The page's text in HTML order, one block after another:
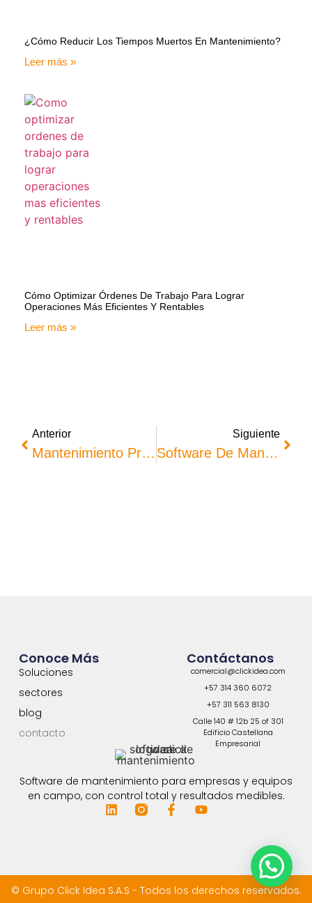
¿Cómo Reducir Los Tiempos Muertos En Mantenimiento?
Leer más »
Cómo Optimizar Órdenes De Trabajo Para Lograr
Operaciones Más Eficientes Y Rentables
Leer más »
Anterior
Mantenimiento Preventivo De Tableros Eléctricos: Protege Tu Instalación Y Optimiza Su Rendimiento
Siguiente
Software De Mantenimiento Para Empresas De Aire Acondicionado
Software de mantenimiento para empresas y equipos
en campo, con control total y resultados medibles.
Conoce Más
Soluciones
sectores
blog
contacto
Contáctanos
comercial@clickidea.com
+57 314 360 6072
+57 311 563 8130
Calle 140 # 12b 25 of 301
Edificio Castellana
Empresarial
© Grupo Click Idea S.A.S - Todos los derechos reservados.